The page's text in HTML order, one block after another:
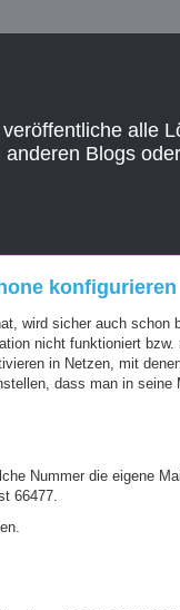
alle
Blogs
konfigurieren
wird sicher auch schon
nicht funktioniert
in Netzen, mit
dass man in seine
Nummer die eigene
66477.